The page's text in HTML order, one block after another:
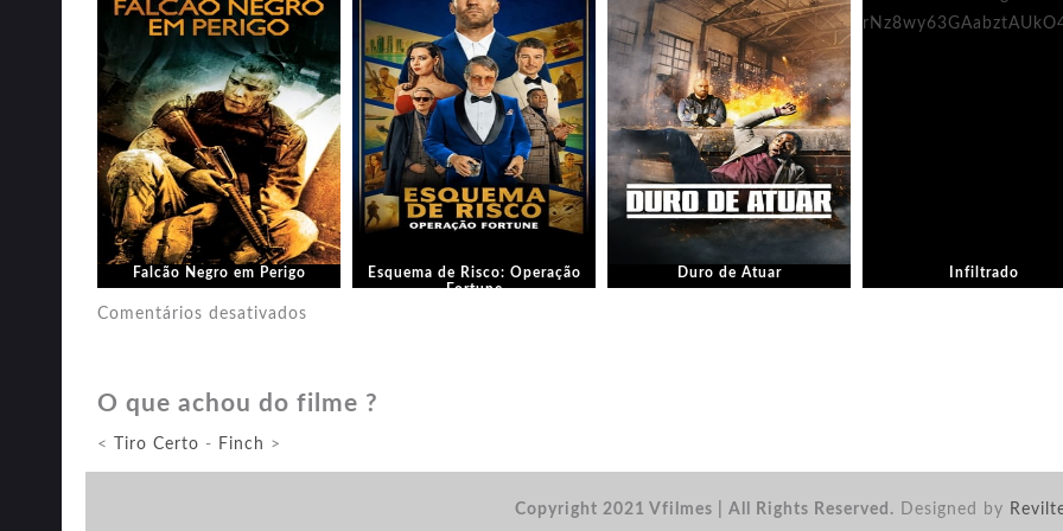
Falcão Negro em Perigo
Esquema de Risco: Operação
Fortune
Duro de Atuar Infiltrado
Comentários desativados
O que achou do filme ?
< Tiro Certo - Finch >
Copyright 2021 Vfilmes | All Rights Reserved. Designed by